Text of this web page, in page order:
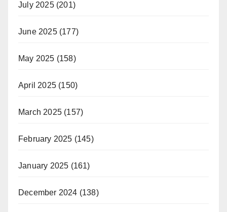
July 2025(201)
June 2025(177)
May 2025 (158)
April 2025 (150)
March 2025 (157)
February 2025 (145)
January 2025 (161)
December 2024 (138)